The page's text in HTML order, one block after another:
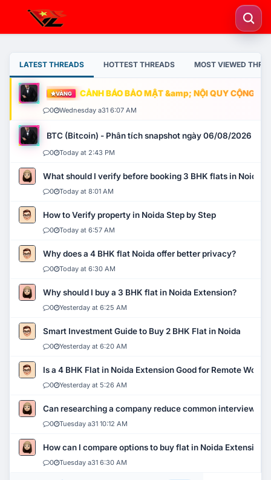
LATEST THREADS HOTTEST THREADS MOST VIEWED
VÀNG CẢNH BÁO BẢO MẬT &amp; NỘI QUY CỘNG
0 Wednesday a31 6:07 AM
BTC (Bitcoin) - Phân tích snapshot ngày 06/08/2026
0 Today at 2:43 PM
What should I verify before booking 3 BHK flats in Noida?
0 Today at 8:01 AM
How to Verify property in Noida Step by Step
0 Today at 6:57 AM
Why does a 4 BHK flat Noida offer better privacy?
0 Today at 6:30 AM
Why should I buy a 3 BHK flat in Noida Extension?
0 Yesterday at 6:25 AM
Smart Investment Guide to Buy 2 BHK Flat in Noida
0 Yesterday at 6:20 AM
Is a 4 BHK Flat in Noida Extension Good for Remote Work?
0 Yesterday at 5:26 AM
Can researching a company reduce common interview
0 Tuesday a31 10:12 AM
How can I compare options to buy flat in Noida Extension?
0 Tuesday a31 6:30 AM